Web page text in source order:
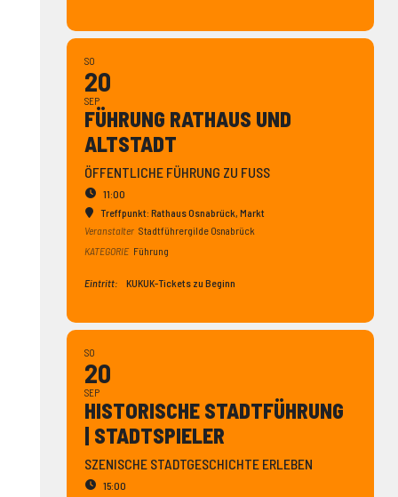
SO
20
SEP
FÜHRUNG RATHAUS UND
ALTSTADT
ÖFFENTLICHE FÜHRUNG ZU FUSS
11:00
Treffpunkt: Rathaus Osnabrück, Markt
Veranstalter Stadtführergilde Osnabrück
KATEGORIE Führung
Eintritt: KUKUK-Tickets zu Beginn
SO
20
SEP
HISTO­RISCHE STADT­FÜHRUNG
| STADT­SPIELER
SZENISCHE STADTGESCHICHTE ERLEBEN
15:00